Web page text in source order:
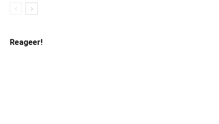
Reageer!